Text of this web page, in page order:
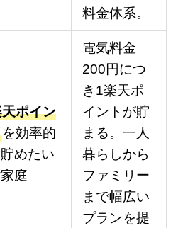
料金体系。
ポイン
を効率的
めたい
庭
電気料金
200円につ
き1楽天ポ
イントが貯
まる。一人
暮らしから
ファミリー
まで幅広い
プランを提